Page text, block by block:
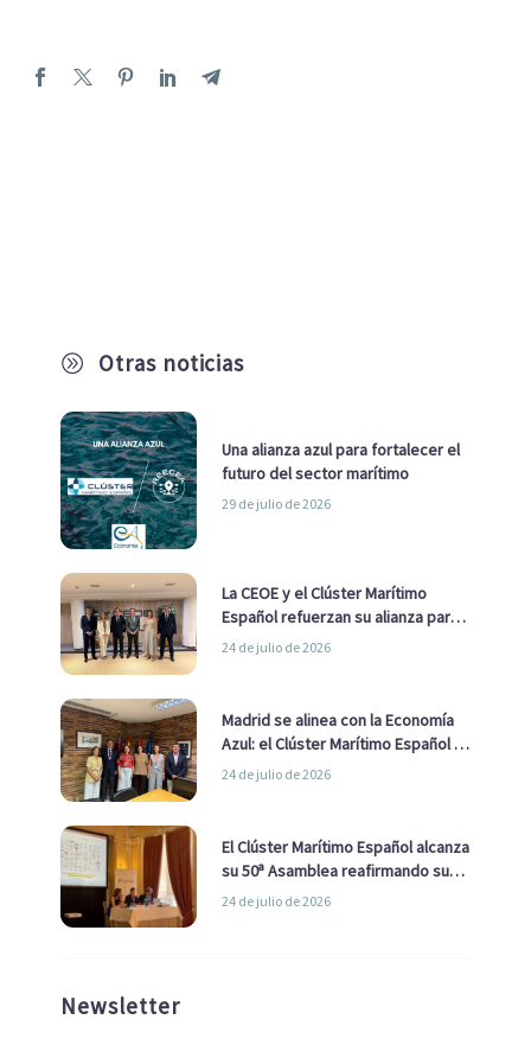
A Otras noticias
Una alianza azul para fortalecer el
futuro del sector marítimo
29 de julio de 2026
La CEOE y el Clúster Marítimo
Español refuerzan su alianza para
impulsar una estrategia Nacional
24 de julio de 2026
Madrid se alinea con la Economía
Azul: el Clúster Marítimo Español y
la Real Liga Naval avanzan alianzas
24 de julio de 2026
El Clúster Marítimo Español alcanza
su 50ª Asamblea reafirmando su
liderazgo en la Economía Azul
24 de julio de 2026
Newsletter